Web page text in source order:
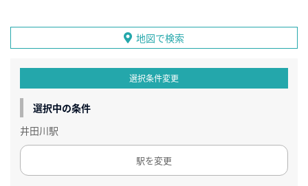
地図で検索
選択条件変更
選択中の条件
井田川駅
駅を変更